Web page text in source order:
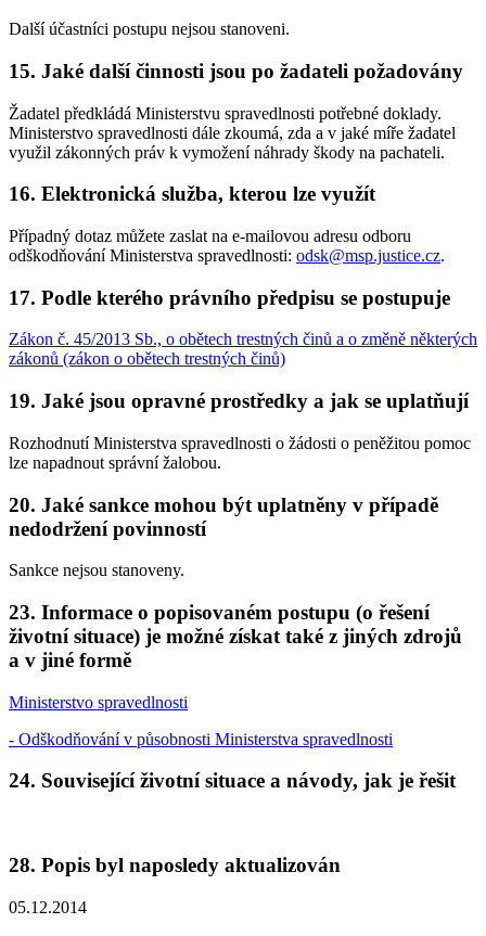
Další účastníci postupu nejsou stanoveni.
15. Jaké další činnosti jsou po žadateli požadovány
Žadatel předkládá Ministerstvu spravedlnosti potřebné doklady.
Ministerstvo spravedlnosti dále zkoumá, zda a v jaké míře žadatel
využil zákonných práv k vymožení náhrady škody na pachateli.
16. Elektronická služba, kterou lze využít
Případný dotaz můžete zaslat na e-mailovou adresu odboru
odškodňování Ministerstva spravedlnosti: odsk@msp.justice.cz.
17. Podle kterého právního předpisu se postupuje
Zákon č. 45/2013 Sb., o obětech trestných činů a o změně některých
zákonů (zákon o obětech trestných činů)
19. Jaké jsou opravné prostředky a jak se uplatňují
Rozhodnutí Ministerstva spravedlnosti o žádosti o peněžitou pomoc
lze napadnout správní žalobou.
20. Jaké sankce mohou být uplatněny v případě
nedodržení povinností
Sankce nejsou stanoveny.
23. Informace o popisovaném postupu (o řešení
životní situace) je možné získat také z jiných zdrojů
a v jiné formě
Ministerstvo spravedlnosti
- Odškodňování v působnosti Ministerstva spravedlnosti
24. Související životní situace a návody, jak je řešit
28. Popis byl naposledy aktualizován
05.12.2014